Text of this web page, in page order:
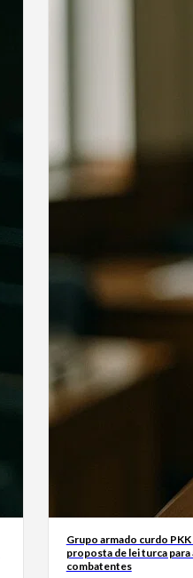
Grupo armado curdo
proposta de lei turca
combatentes